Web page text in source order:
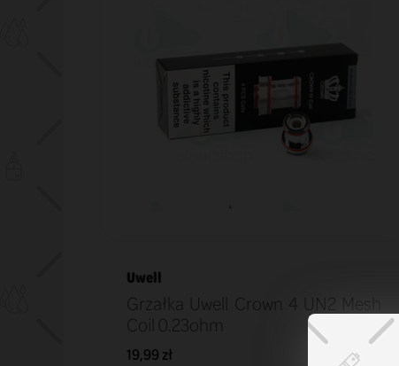
Uwell
Grzałka Uwell Crown 4 UN2 Mesh
Coil 0.23ohm
19,99 zł KOSZYK